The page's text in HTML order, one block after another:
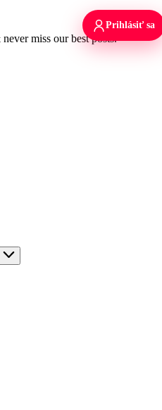
miss our best posts.
Prihlásiť sa